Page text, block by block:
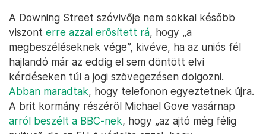
A Downing Street szóvivője nem sokkal később
viszont erre azzal erősített rá, hogy „a
megbeszéléseknek vége”, kivéve, ha az uniós fél
hajlandó már az eddig el sem döntött elvi
kérdéseken túl a jogi szövegezésen dolgozni.
Abban maradtak, hogy telefonon egyeztetnek újra.
A brit kormány részéről Michael Gove vasárnap
arról beszélt a BBC-nek, hogy „az ajtó még félig